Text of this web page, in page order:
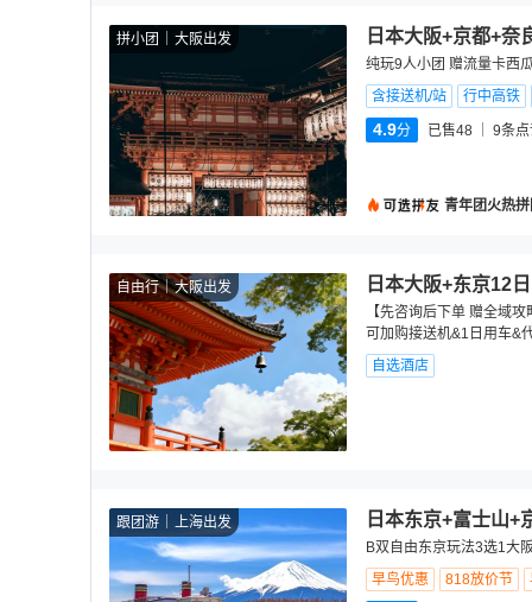
拼小团 大阪出发 日本大阪+京都+奈
纯玩9人小团 赠流量卡西
含接送机/站
行中高铁
4.9分 已售48 9条
青年团火热
自由行 大阪出发 日本大阪+东京12
【先咨询后下单 赠全域
可加购接送机&1日用车&
自选酒店
跟团游 上海出发 日本东京+富士山+
B双自由东京玩法3选1大
早鸟优惠
818放价节